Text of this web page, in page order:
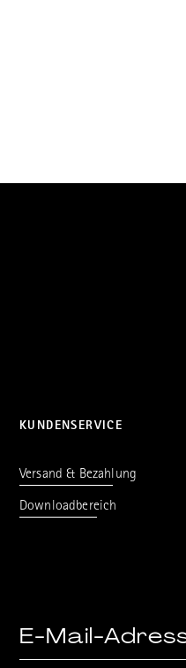
KUNDENSERVICE
Versand & Bezahlung
Downloadbereich